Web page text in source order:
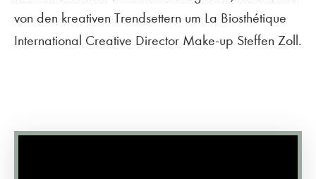
von den kreativen Trendsettern um La Biosthétique
International Creative Director Make-up Steffen Zoll.